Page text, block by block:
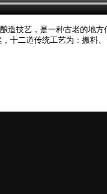
造技艺，是一种古老的地
十二道传统工艺为：搬料